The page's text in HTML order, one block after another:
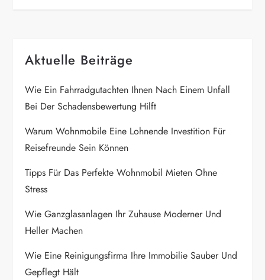
v
i
g
a
t
i
o
n
Aktuelle Beiträge
Wie Ein Fahrradgutachten Ihnen Nach Einem Unfall
Bei Der Schadensbewertung Hilft
Warum Wohnmobile Eine Lohnende Investition Für
Reisefreunde Sein Können
Tipps Für Das Perfekte Wohnmobil Mieten Ohne
Stress
Wie Ganzglasanlagen Ihr Zuhause Moderner Und
Heller Machen
Wie Eine Reinigungsfirma Ihre Immobilie Sauber Und
Gepflegt Hält